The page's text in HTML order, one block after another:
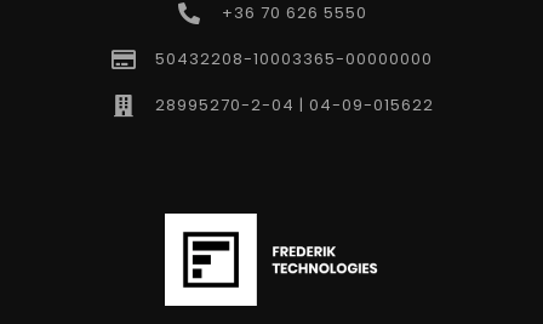
+36 70 626 5550
50432208-10003365-00000000
28995270-2-04 | 04-09-015622